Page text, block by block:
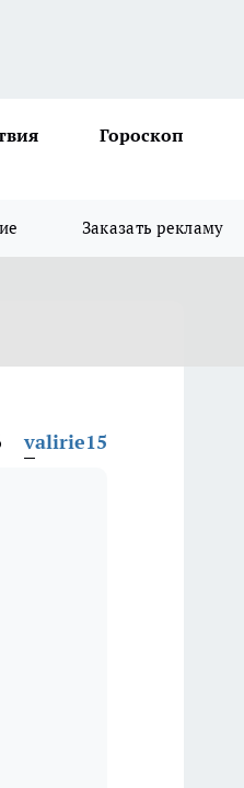
Гороскоп
Заказать рекламу
valirie15